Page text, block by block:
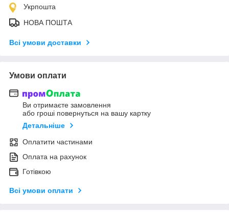
Укрпошта
НОВА ПОШТА
Всі умови доставки
Умови оплати
Ви отримаєте замовлення
або гроші повернуться на вашу картку
Детальніше
Оплатити частинами
Оплата на рахунок
Готівкою
Всі умови оплати